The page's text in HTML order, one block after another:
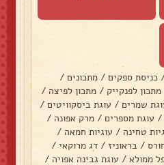
כניסת ספקים / מתכונים /
מתכון לפנקייק / מתכון לפיצה /
שמרים / עוגת ביסקוויטים /
/ עוגת מספרים / מרק אפונה /
טחינה / עוגיות חמאה /
/ בראוניז / דג מרוקאי /
ממולא / עוגת גבינה אפויה /